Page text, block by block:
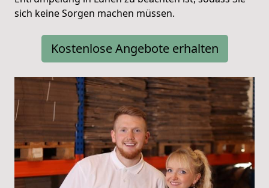
sich keine Sorgen machen müssen.
Kostenlose Angebote erhalten